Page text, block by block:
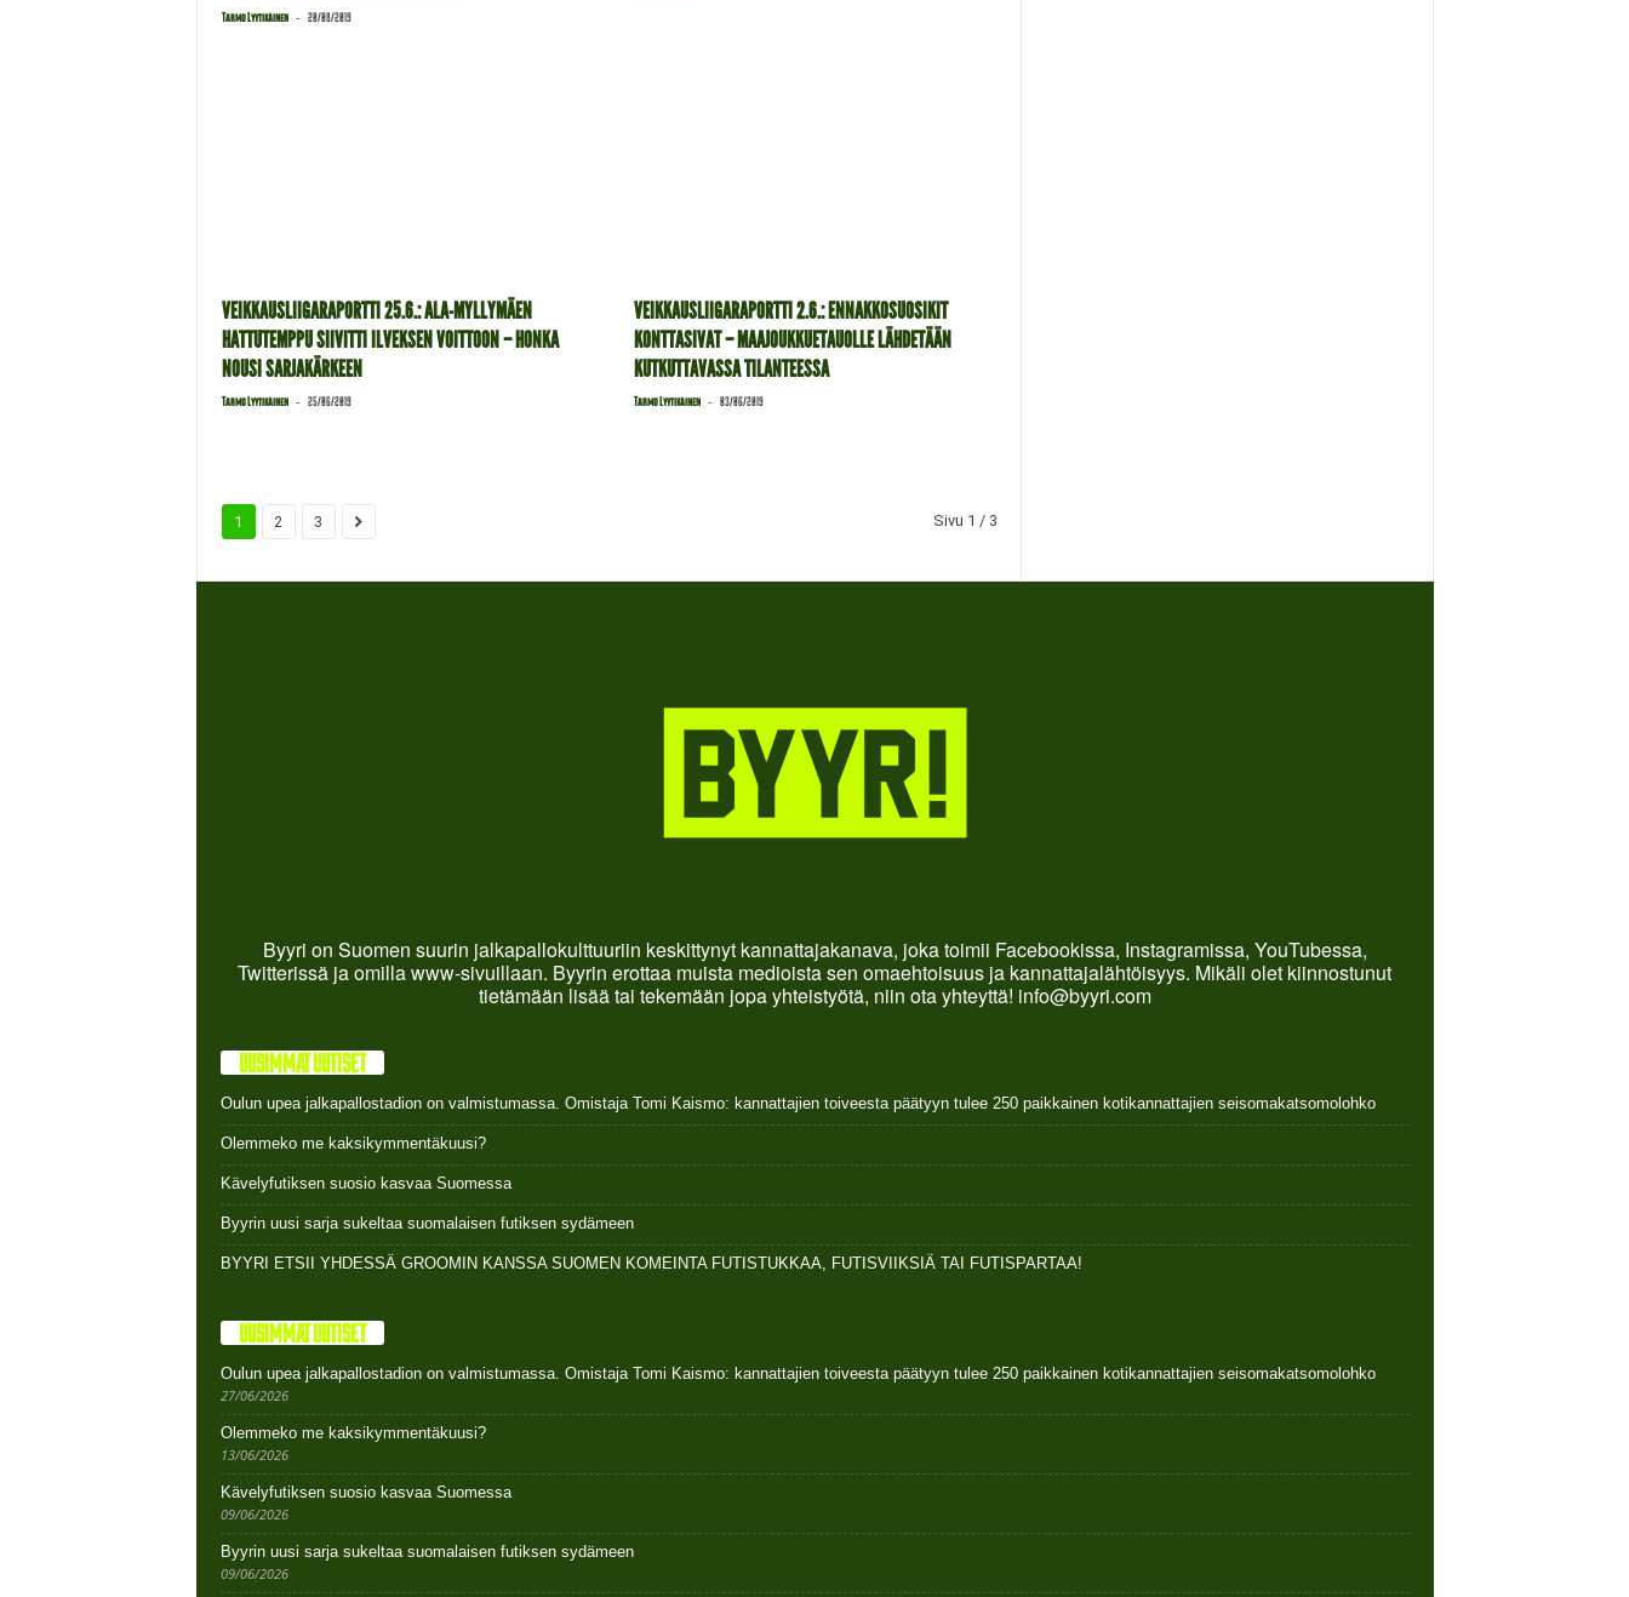
Tarmo Lyytikäinen - 20/08/2019
VEIKKAUSLIIGARAPORTTI 25.6.: ALA-MYLLYMÄEN
HATTUTEMPPU SIIVITTI ILVEKSEN VOITTOON – HONKA
NOUSI SARJAKÄRKEEN
Tarmo Lyytikäinen - 25/06/2019
VEIKKAUSLIIGARAPORTTI 2.6.: ENNAKKOSUOSIKIT
KONTTASIVAT – MAAJOUKKUETAUOLLE LÄHDETÄÄN
KUTKUTTAVASSA TILANTEESSA
Tarmo Lyytikäinen - 03/06/2019
1 2 3 Sivu 1 / 3
Byyri on Suomen suurin jalkapallokulttuuriin keskittynyt kannattajakanava, joka toimii Facebookissa, Instagramissa, YouTubessa,
Twitterissä ja omilla www-sivuillaan. Byyrin erottaa muista medioista sen omaehtoisuus ja kannattajalähtöisyys. Mikäli olet kiinnostunut
tietämään lisää tai tekemään jopa yhteistyötä, niin ota yhteyttä! info@byyri.com
UUSIMMAT UUTISET
Oulun upea jalkapallostadion on valmistumassa. Omistaja Tomi Kaismo: kannattajien toiveesta päätyyn tulee 250 paikkainen kotikannattajien seisomakatsomolohko
Olemmeko me kaksikymmentäkuusi?
Kävelyfutiksen suosio kasvaa Suomessa
Byyrin uusi sarja sukeltaa suomalaisen futiksen sydämeen
BYYRI ETSII YHDESSÄ GROOMIN KANSSA SUOMEN KOMEINTA FUTISTUKKAA, FUTISVIIKSIÄ TAI FUTISPARTAA!
UUSIMMAT UUTISET
Oulun upea jalkapallostadion on valmistumassa. Omistaja Tomi Kaismo: kannattajien toiveesta päätyyn tulee 250 paikkainen kotikannattajien seisomakatsomolohko
27/06/2026
Olemmeko me kaksikymmentäkuusi?
13/06/2026
Kävelyfutiksen suosio kasvaa Suomessa
09/06/2026
Byyrin uusi sarja sukeltaa suomalaisen futiksen sydämeen
09/06/2026